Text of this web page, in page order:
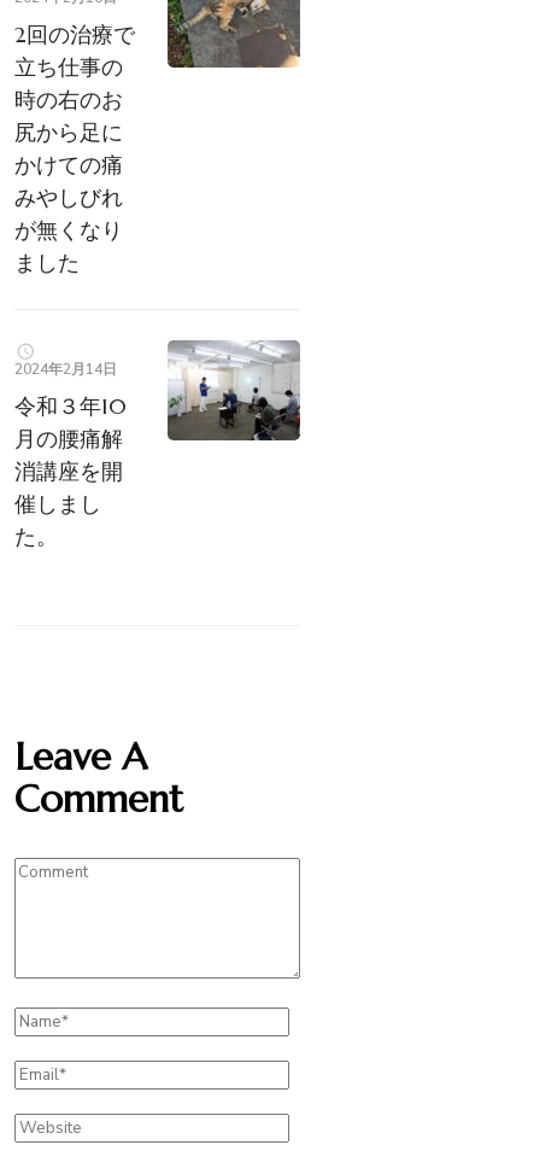
2回の治療で
立ち仕事の
時の右のお
尻から足に
かけての痛
みやしびれ
が無くなり
ました
2024年2月14日
令和３年10
月の腰痛解
消講座を開
催しまし
た。
Leave A
Comment